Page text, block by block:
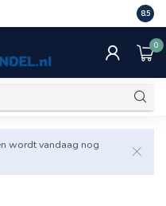
Veel
8.5
0
wordt vandaag nog